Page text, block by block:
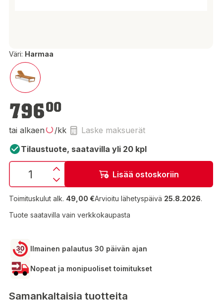
Väri: Harmaa
79600
tai alkaen /kk
Laske maksuerät
Tilaustuote, saatavilla yli 20 kpl
Lisää ostoskoriin
Toimituskulut alk. 49,00 €Arvioitu lähetyspäivä 25.8.2026.
Tuote saatavilla vain verkkokaupasta
Ilmainen palautus 30 päivän ajan
Nopeat ja monipuoliset toimitukset
Samankaltaisia tuotteita